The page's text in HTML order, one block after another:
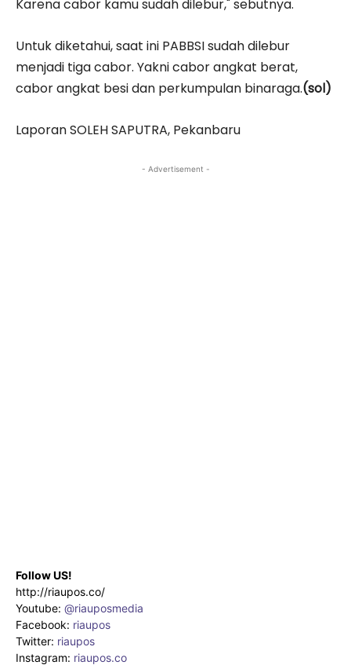
Karena cabor kamu sudah dilebur," sebutnya.
Untuk diketahui, saat ini PABBSI sudah dilebur
menjadi tiga cabor. Yakni cabor angkat berat,
cabor angkat besi dan perkumpulan binaraga.(sol)
Laporan SOLEH SAPUTRA, Pekanbaru
- Advertisement -
Follow US!
http://riaupos.co/
Youtube: @riauposmedia
Facebook: riaupos
Twitter: riaupos
Instagram: riaupos.co